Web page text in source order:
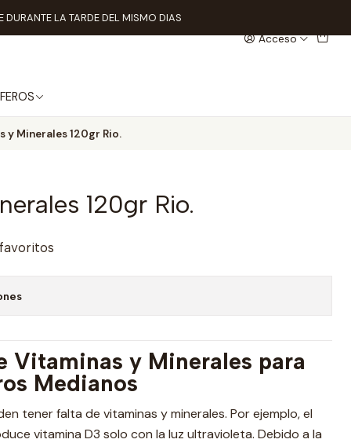
Acceso
LA TARDE DEL MISMO DIAS
y Minerales 120gr Rio.
120gr Rio.
Vitaminas y Minerales para
Medianos
tener falta de vitaminas y minerales. Por ejemplo, el
vitamina D3 solo con la luz ultravioleta. Debido a la